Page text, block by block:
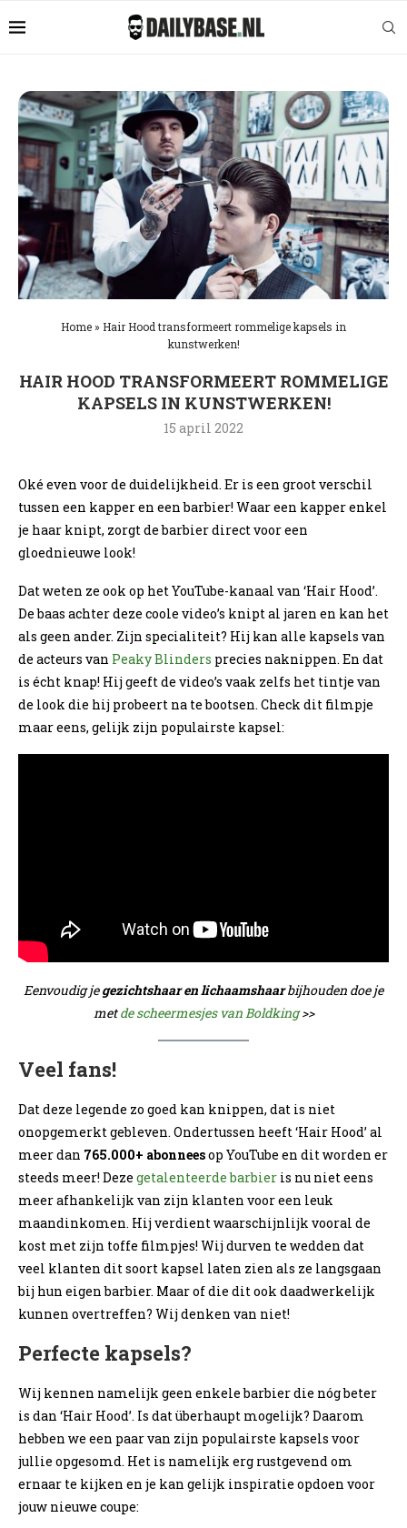
Home» Hair Hood transformeert rommelige kapsels in
kunstwerken!
HAIR HOOD TRANSFORMEERT ROMMELIGE
KAPSELS IN KUNSTWERKEN!
15 april 2022
Oké even voor de duidelijkheid. Er is een groot verschil
tussen een kapper en een barbier! Waar een kapper enkel
je haar knipt, zorgt de barbier direct voor een
gloednieuwe look!
Dat weten ze ook op het YouTube-kanaal van ‘Hair Hood’.
De baas achter deze coole video’s knipt al jaren en kan het
als geen ander. Zijn specialiteit? Hij kan alle kapsels van
de acteurs van Peaky Blinders precies naknippen. En dat
is écht knap! Hij geeft de video’s vaak zelfs het tintje van
de look die hij probeert na te bootsen. Check dit filmpje
maar eens, gelijk zijn populairste kapsel:
Eenvoudig jegezichtshaar en lichaamshaarbijhouden doe je
metde scheermesjes van Boldking>>
Veel fans!
Dat deze legende zo goed kan knippen, dat is niet
onopgemerkt gebleven. Ondertussen heeft ‘Hair Hood’ al
meer dan 765.000+ abonneesop YouTube en dit worden er
steeds meer! Deze getalenteerde barbier is nu niet eens
meer afhankelijk van zijn klanten voor een leuk
maandinkomen. Hij verdient waarschijnlijk vooral de
kost met zijn toffe filmpjes! Wij durven te wedden dat
veel klanten dit soort kapsel laten zien als ze langsgaan
bij hun eigen barbier. Maar of die dit ook daadwerkelijk
kunnen overtreffen? Wij denken van niet!
Perfecte kapsels?
Wij kennen namelijk geen enkele barbier die nóg beter
is dan ‘Hair Hood’. Is dat überhaupt mogelijk? Daarom
hebben we een paar van zijn populairste kapsels voor
jullie opgesomd. Het is namelijk erg rustgevend om
ernaar te kijken en je kan gelijk inspiratie opdoen voor
jouw nieuwe coupe: